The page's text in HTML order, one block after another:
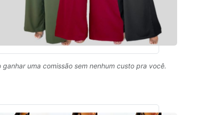
ganhar uma comissão sem nenhum custo pra você.